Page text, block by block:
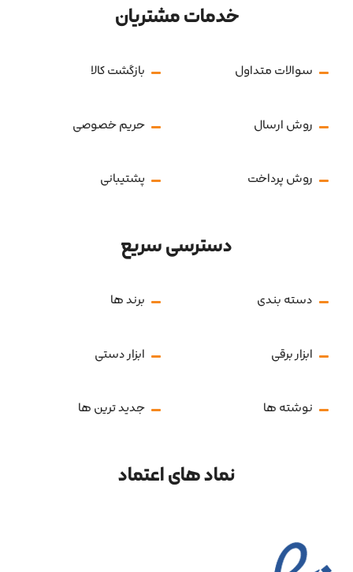
خدمات مشتریان
سوالات متداول بازگشت کالا
روش ارسال حریم خصوصی
روش پرداخت پشتیبانی
دسترسی سریع
دسته بندی برند ها
ابزار برقی ابزار دستی
نوشته ها جدید ترین ها
نماد های اعتماد